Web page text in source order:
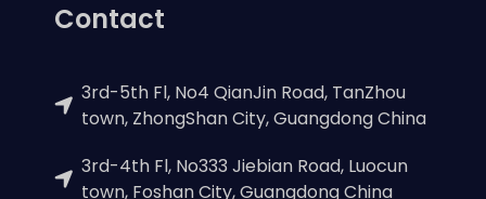
Contact
3rd-5th Fl, No4 QianJin Road, TanZhou
town, ZhongShan City, Guangdong China
3rd-4th Fl, No333 Jiebian Road, Luocun
town, Foshan City, Guangdong China